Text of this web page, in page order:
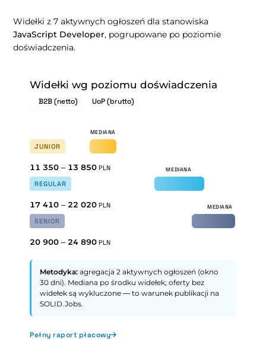
Widełki z 7 aktywnych ogłoszeń dla stanowiska
JavaScript Developer, pogrupowane po poziomie
doświadczenia.
Widełki wg poziomu doświadczenia
B2B (netto) UoP (brutto)
JUNIOR
11 350 – 13 850 PLN
REGULAR
17 410 – 22 020 PLN
SENIOR
20 900 – 24 890 PLN
Metodyka: agregacja 2 aktywnych ogłoszeń (okno
30 dni). Mediana po środku widełek; oferty bez
widełek są wykluczone — to warunek publikacji na
SOLID.Jobs.
Pełny raport płacowy